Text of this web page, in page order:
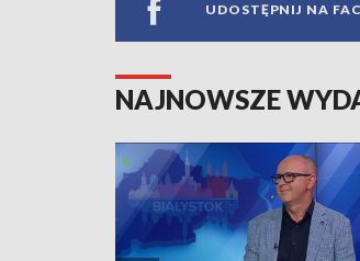
UDOSTĘPNIJ NA
NAJNOWSZE